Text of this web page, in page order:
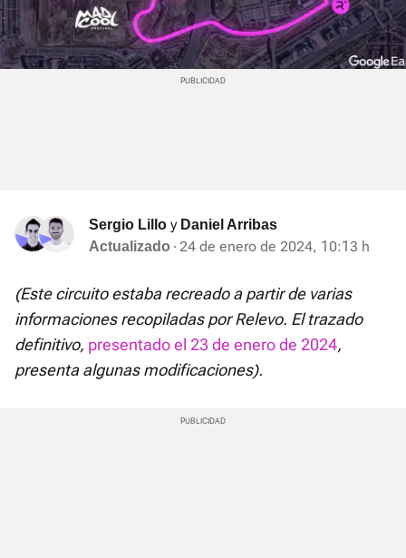
Sergio Lillo y Daniel Arribas
Actualizado
24 de enero de 2024, 10:13 h
(Este circuito estaba recreado a partir de varias
informaciones recopiladas por Relevo. El trazado
definitivo, presentado el 23 de enero de 2024,
presenta algunas modificaciones).